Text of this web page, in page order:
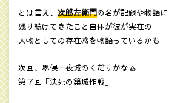
とは言え、 次郎左衛門の名が記録や物語に
残り続けてきたこと自体が彼が実在の
人物としての存在感を物語っているかも
次回、墨俣一夜城のくだりかなぁ
第７回「決死の築城作戦」